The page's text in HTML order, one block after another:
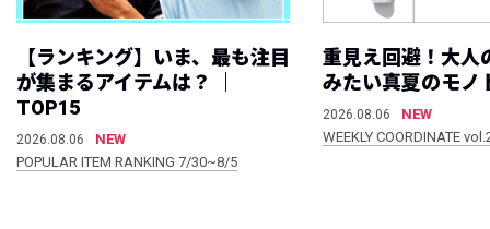
【ランキング】いま、最も注目
が集まるアイテムは？ ｜
TOP15
2026.08.06
NEW
POPULAR ITEM RANKING 7/30~8/5
重見え回避！大人
みたい真夏のモノ
2026.08.06
NEW
WEEKLY COORDINATE